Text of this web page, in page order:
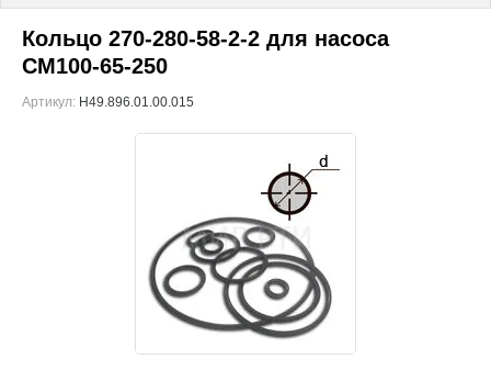
Кольцо 270-280-58-2-2 для насоса
СМ100-65-250
Артикул: Н49.896.01.00.015